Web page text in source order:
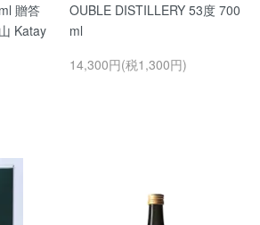
贈答
Katay
OUBLE DISTILLERY 53度 700
ml
14,300円(税1,300円)